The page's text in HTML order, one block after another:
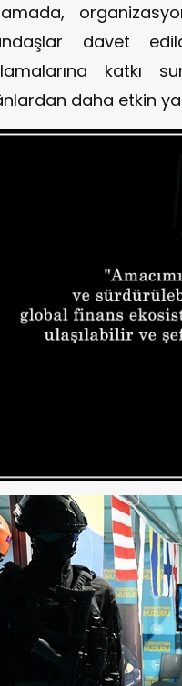
davet
katkı
daha etkin